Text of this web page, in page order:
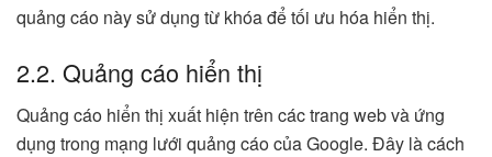
quảng cáo này sử dụng từ khóa để tối ưu hóa hiển thị.
2.2. Quảng cáo hiển thị
Quảng cáo hiển thị xuất hiện trên các trang web và ứng
dụng trong mạng lưới quảng cáo của Google. Đây là cách